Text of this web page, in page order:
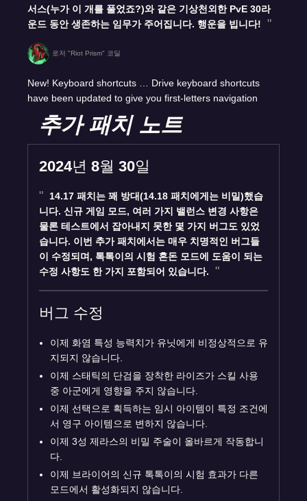
서스(누가 이 개를 풀었죠?)와 같은 기상천외한 PvE 30라
운드 동안 생존하는 임무가 주어집니다. 행운을 빕니다!
로저 "Riot Prism" 코딜
New! Keyboard shortcuts … Drive keyboard shortcuts
have been updated to give you first-letters navigation
추가 패치 노트
2024년 8월 30일
14.17 패치는 꽤 방대(14.18 패치에게는 비밀)했습
니다. 신규 게임 모드, 여러 가지 밸런스 변경 사항은
물론 테스트에서 잡아내지 못한 몇 가지 버그도 있었
습니다. 이번 추가 패치에서는 매우 치명적인 버그들
이 수정되며, 톡톡이의 시험 혼돈 모드에 도움이 되는
수정 사항도 한 가지 포함되어 있습니다.
버그 수정
이제 화염 특성 능력치가 유닛에게 비정상적으로 유
지되지 않습니다.
이제 스태틱의 단검을 장착한 라이즈가 스킬 사용
중 아군에게 영향을 주지 않습니다.
이제 선택으로 획득하는 임시 아이템이 특정 조건에
서 영구 아이템으로 변하지 않습니다.
이제 3성 제라스의 비밀 주술이 올바르게 작동합니
다.
이제 브라이어의 신규 톡톡이의 시험 효과가 다른
모드에서 활성화되지 않습니다.